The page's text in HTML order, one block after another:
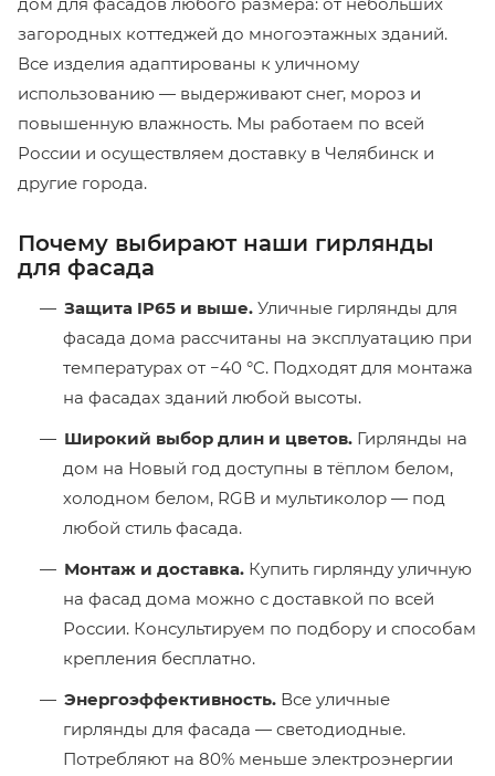
загородных коттеджей до многоэтажных зданий.
Все изделия адаптированы к уличному
использованию — выдерживают снег, мороз и
повышенную влажность. Мы работаем по всей
России и осуществляем доставку в Челябинск и
другие города.
Почему выбирают наши гирлянды
для фасада
Защита IP65 и выше. Уличные гирлянды для
фасада дома рассчитаны на эксплуатацию при
температурах от −40 °C. Подходят для монтажа
на фасадах зданий любой высоты.
Широкий выбор длин и цветов. Гирлянды на
дом на Новый год доступны в тёплом белом,
холодном белом, RGB и мультиколор — под
любой стиль фасада.
Монтаж и доставка. Купить гирлянду уличную
на фасад дома можно с доставкой по всей
России. Консультируем по подбору и способам
крепления бесплатно.
Энергоэффективность. Все уличные
гирлянды для фасада — светодиодные.
Потребляют на 80% меньше электроэнергии